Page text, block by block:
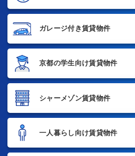
ガレージ付き賃貸物件
京都の学生向け賃貸物件
シャーメゾン賃貸物件
一人暮らし向け賃貸物件